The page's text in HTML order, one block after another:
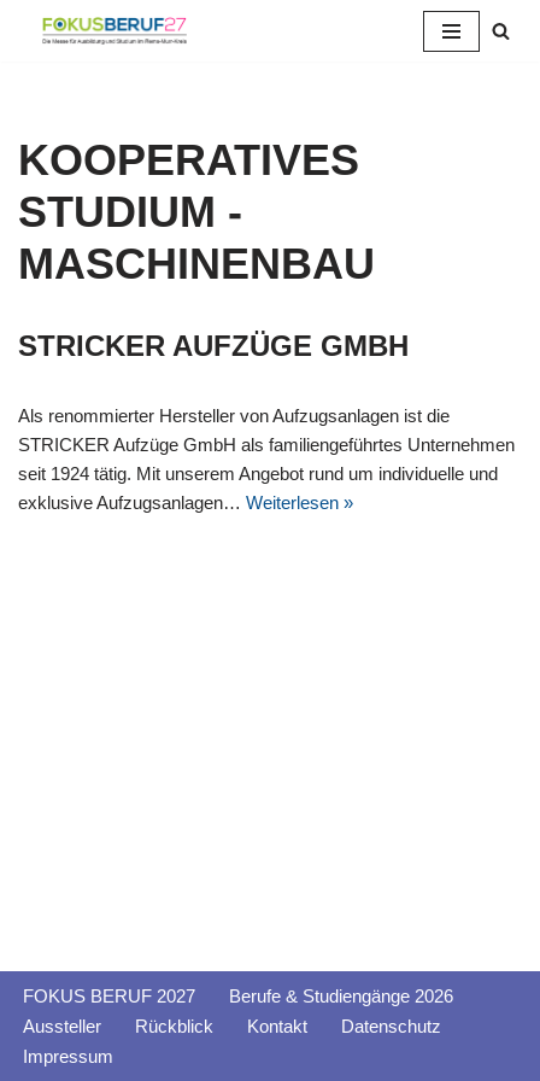
KOOPERATIVES
STUDIUM -
MASCHINENBAU
STRICKER AUFZÜGE GMBH
Als renommierter Hersteller von Aufzugsanlagen ist die
STRICKER Aufzüge GmbH als familiengeführtes Unternehmen
seit 1924 tätig. Mit unserem Angebot rund um individuelle und
exklusive Aufzugsanlagen… Weiterlesen »
FOKUS BERUF 2027
Berufe & Studiengänge 2026
Aussteller
Rückblick Kontakt
Datenschutz
Impressum